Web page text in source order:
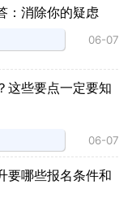
：消除你的疑虑
06-07
这些要点一定要知
06-07
要哪些报名条件和